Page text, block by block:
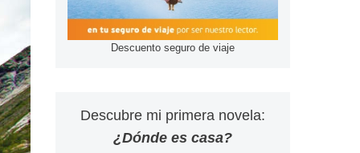
Descuento seguro de viaje
Descubre mi primera novela:
¿Dónde es casa?